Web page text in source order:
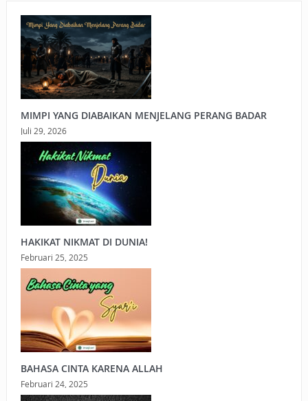
MIMPI YANG DIABAIKAN MENJELANG PERANG BADAR
Juli 29, 2026
HAKIKAT NIKMAT DI DUNIA!
Februari 25, 2025
BAHASA CINTA KARENA ALLAH
Februari 24, 2025